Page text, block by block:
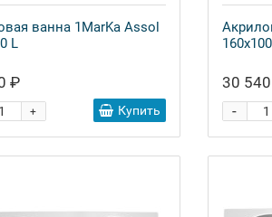
ванна 1MarKa Assol
L
₽
+ Купить
30
-